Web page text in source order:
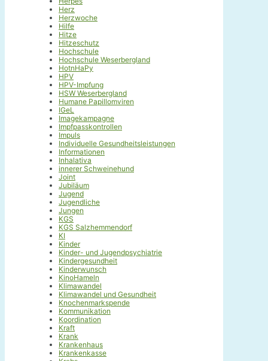
Herz
Herzwoche
Hilfe
Hitze
Hitzeschutz
Hochschule
Hochschule Weserbergland
HotnHaPy
HPV
HPV-Impfung
HSW Weserbergland
Humane Papillomviren
IGeL
Imagekampagne
Impfpasskontrollen
Impuls
Individuelle Gesundheitsleistungen
Informationen
Inhalativa
innerer Schweinehund
Joint
Jubiläum
Jugend
Jugendliche
Jungen
KGS
KGS Salzhemmendorf
KI
Kinder
Kinder- und Jugendpsychiatrie
Kindergesundheit
Kinderwunsch
KinoHameln
Klimawandel
Klimawandel und Gesundheit
Knochenmarkspende
Kommunikation
Koordination
Kraft
Krank
Krankenhaus
Krankenkasse